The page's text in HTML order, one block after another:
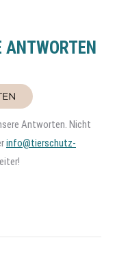
ANTWORTEN
Antworten. Nicht
info@tierschutz-